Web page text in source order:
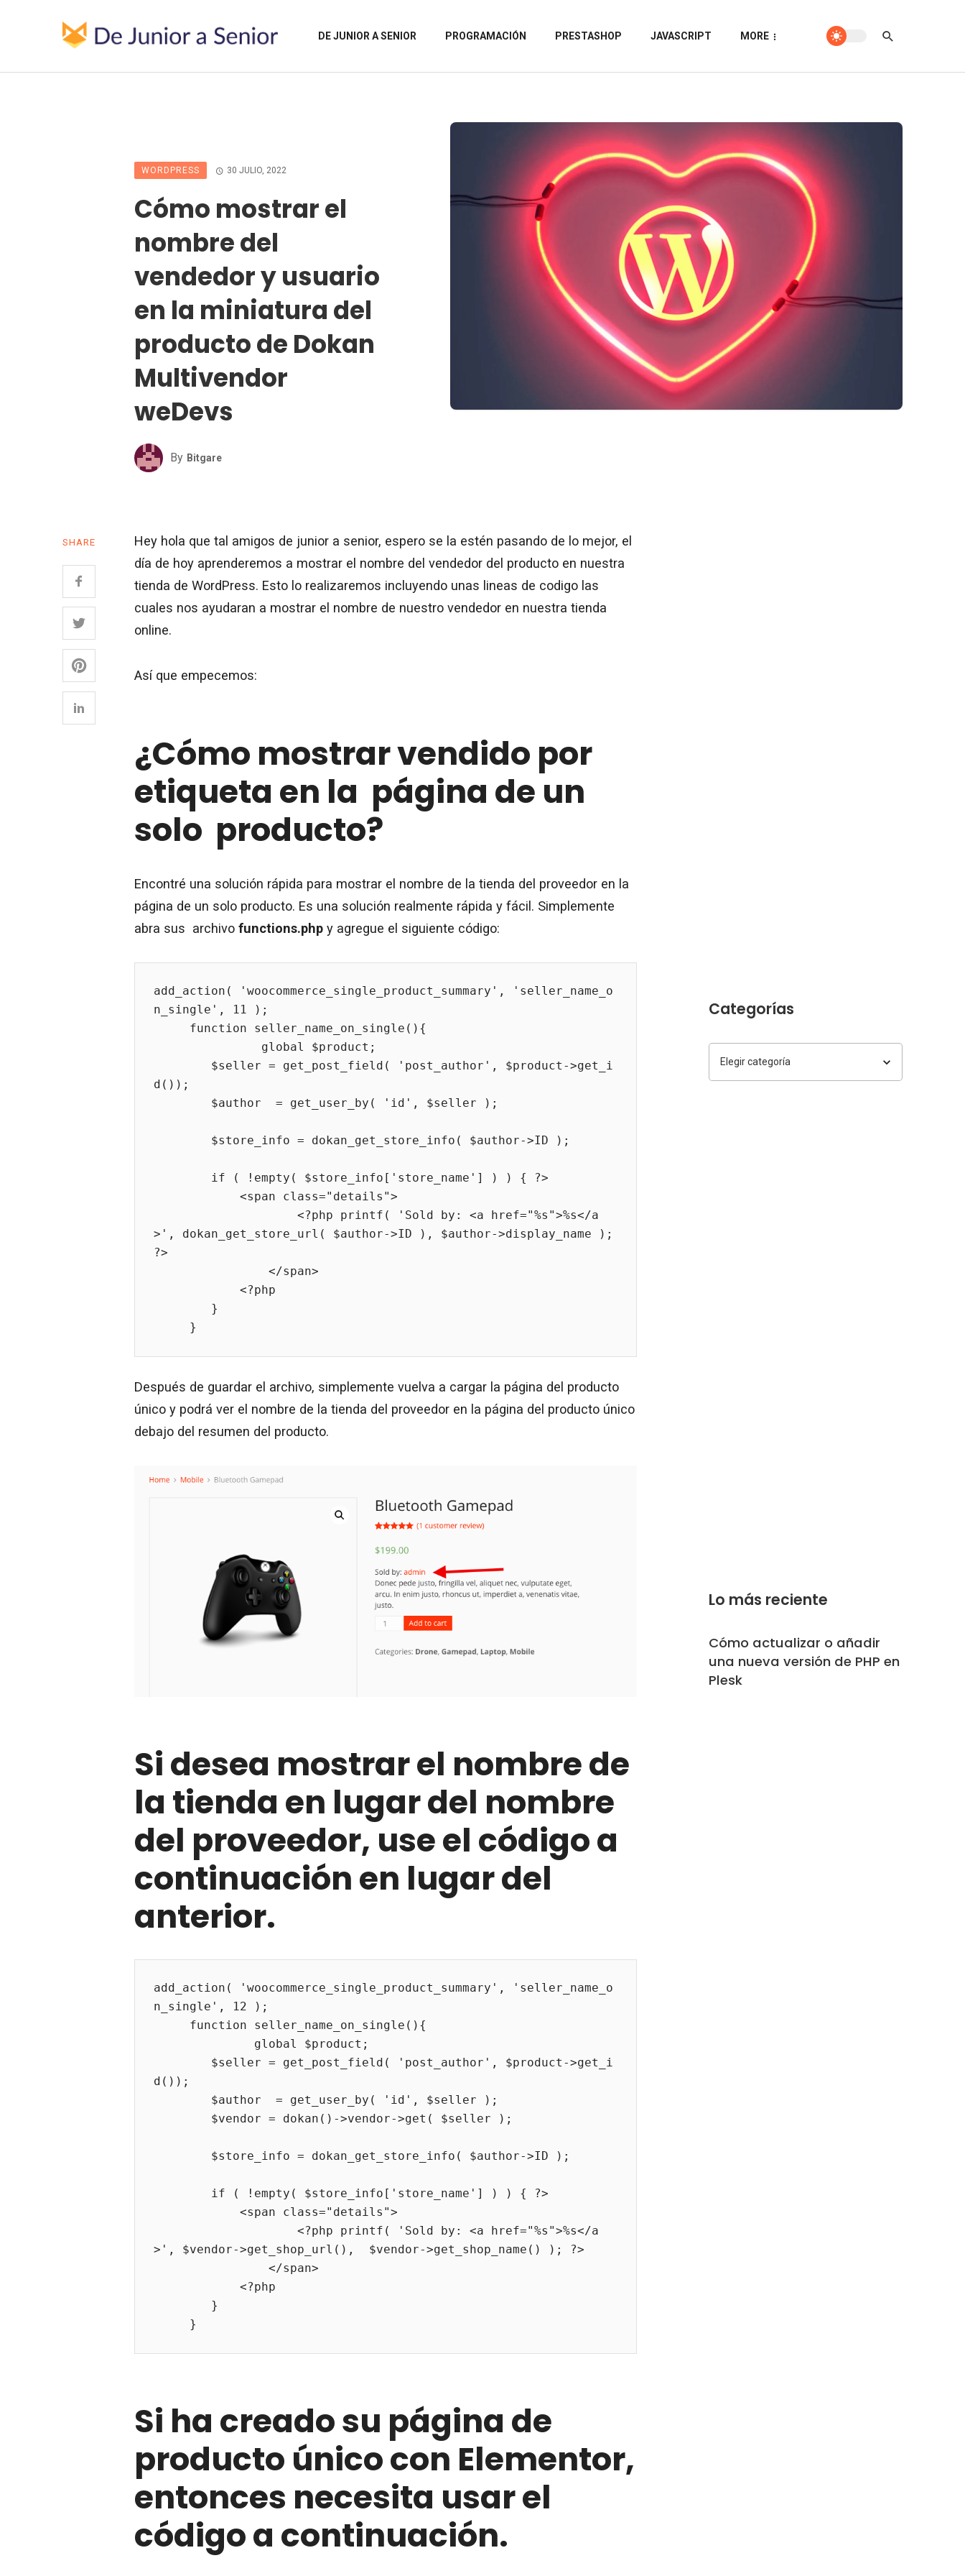
DE JUNIOR A SENIOR PROGRAMACIÓN PRESTASHOP JAVASCRIPT MORE
WORDPRESS 30 JULIO, 2022
Cómo mostrar el
nombre del
vendedor y usuario
en la miniatura del
producto de Dokan
Multivendor
weDevs
By Bitgare
SHARE
Hey hola que tal amigos de junior a senior, espero se la estén pasando de lo mejor, el
día de hoy aprenderemos a mostrar el nombre del vendedor del producto en nuestra
tienda de WordPress. Esto lo realizaremos incluyendo unas lineas de codigo las
cuales nos ayudaran a mostrar el nombre de nuestro vendedor en nuestra tienda
online.
Así que empecemos:
¿Cómo mostrar vendido por
etiqueta en la página de un
solo producto?
Encontré una solución rápida para mostrar el nombre de la tienda del proveedor en la
página de un solo producto. Es una solución realmente rápida y fácil. Simplemente
abra sus archivo functions.php y agregue el siguiente código:
add_action( 'woocommerce_single_product_summary', 'seller_name_o
n_single', 11 );
d());
            <span class="details">
                    <?php printf( 'Sold by: <a href="%s">%s</a
>', dokan_get_store_url( $author->ID ), $author->display_name );
?>
                </span>
            <?php
     }
Después de guardar el archivo, simplemente vuelva a cargar la página del producto
único y podrá ver el nombre de la tienda del proveedor en la página del producto único
debajo del resumen del producto.
Si desea mostrar el nombre de
la tienda en lugar del nombre
del proveedor, use el código a
continuación en lugar del
anterior.
add_action( 'woocommerce_single_product_summary', 'seller_name_o
n_single', 12 );
d());
            <span class="details">
                    <?php printf( 'Sold by: <a href="%s">%s</a
>', $vendor->get_shop_url(),  $vendor->get_shop_name() ); ?>
                </span>
            <?php
     }
Si ha creado su página de
producto único con Elementor,
entonces necesita usar el
código a continuación.
Categorías
Categorías
Lo más reciente
Cómo actualizar o añadir
una nueva versión de PHP en
Plesk